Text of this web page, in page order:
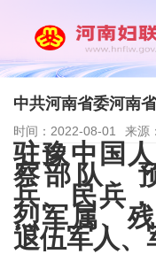
中共河南省委河南
时间：2022-08-01 来源
驻豫中国
察部队、
兵、民兵
烈军属、
退伍军人、